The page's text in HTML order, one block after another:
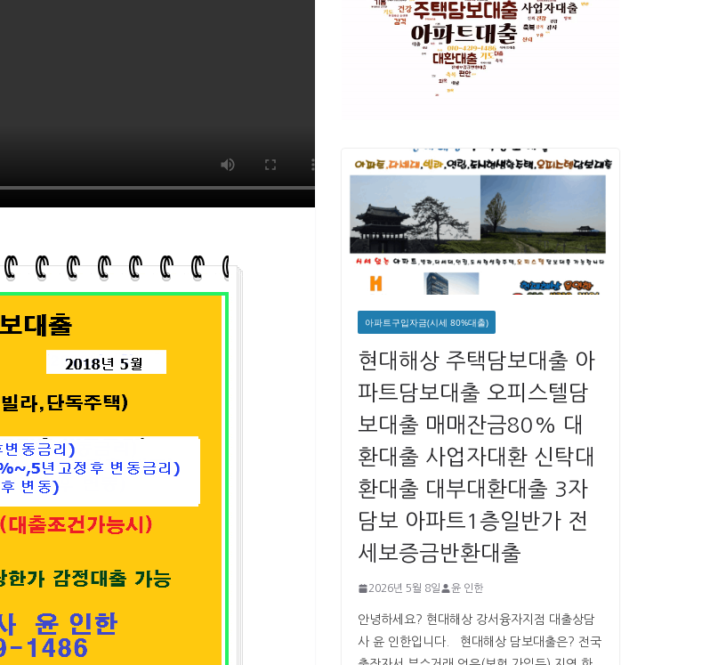
아파트구입자금(시세 80%대출)
현대해상 주택담보대출 아
파트담보대출 오피스텔담
보대출 매매잔금80% 대
환대출 사업자대환 신탁대
환대출 대부대환대출 3자
담보 아파트1층일반가 전
세보증금반환대출
2026년 5월 8일 윤 인한
안녕하세요? 현대해상 강서융자지점 대출상담
사 윤 인한입니다. ​ ​ 현대해상 담보대출은? 전국